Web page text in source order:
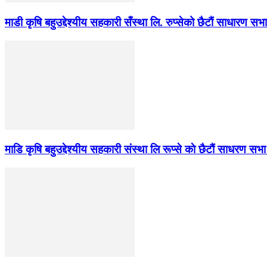
माडी कृषि बहुउद्देश्यीय सहकारी सँस्था लि. रुप्सेको छैटाैं साधारण
माडि कृषि बहुउद्देश्यीय सहकारी संस्था लि रूप्से काे छैटाैं साधरण